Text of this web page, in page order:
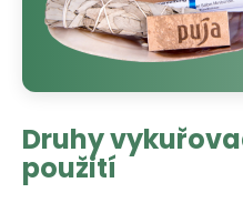
Druhy
použití